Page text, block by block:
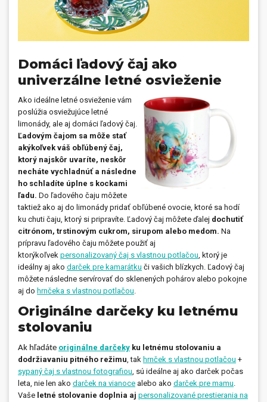
Domáci ľadový čaj ako
univerzálne letné osvieženie
Ako ideálne letné osvieženie vám
poslúžia osviežujúce letné
limonády, ale aj domáci ľadový čaj.
Ľadovým čajom sa môže stať
akýkoľvek váš obľúbený čaj,
ktorý najskôr uvaríte, neskôr
necháte vychladnúť a následne
ho schladíte úplne s kockami
ľadu. Do ľadového čaju môžete
taktiež ako aj do limonády pridať obľúbené ovocie, ktoré sa hodí
ku chuti čaju, ktorý si pripravíte. Ľadový čaj môžete ďalej dochutiť
citrónom, trstinovým cukrom, sirupom alebo medom. Na
prípravu ľadového čaju môžete použiť aj
ktorýkoľvek personalizovaný čaj s vlastnou potlačou, ktorý je
ideálny aj ako darček pre kamarátku či vašich blízkych. Ľadový čaj
môžete následne servírovať do sklenených pohárov alebo pokojne
aj do hrnčeka s vlastnou potlačou.
Originálne darčeky ku letnému
stolovaniu
Ak hľadáte originálne darčeky ku letnému stolovaniu a
dodržiavaniu pitného režimu, tak hrnček s vlastnou potlačou +
sypaný čaj s vlastnou fotografiou, sú ideálne aj ako darček počas
leta, nie len ako darček na vianoce alebo ako darček pre mamu.
Vaše letné stolovanie doplnia aj personalizované prestierania na